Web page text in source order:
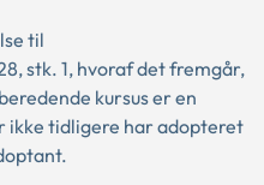
til
stk. 1, hvoraf det fremgår,
kursus er en
ikke tidligere har adopteret